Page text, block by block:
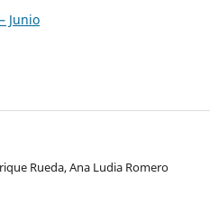
Junio
Rueda, Ana Ludia Romero